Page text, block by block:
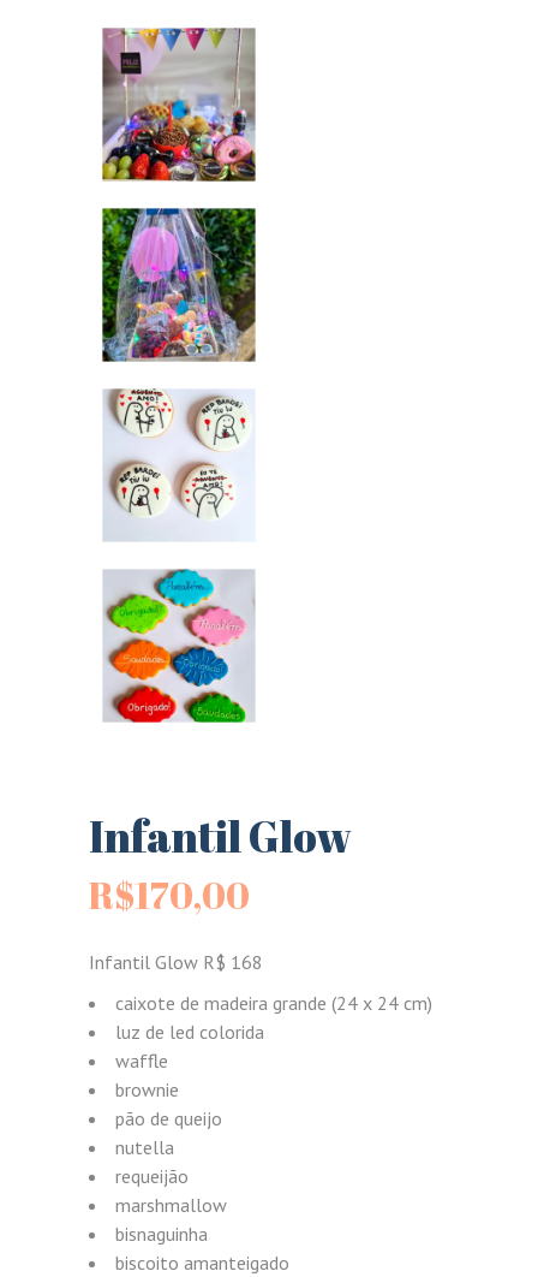
Infantil Glow
R$170,00
Infantil Glow R$ 168
caixote de madeira grande (24 x 24 cm)
luz de led colorida
waffle
brownie
pão de queijo
nutella
requeijão
marshmallow
bisnaguinha
biscoito amanteigado